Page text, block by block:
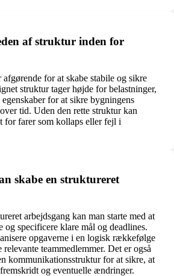
af struktur inden for
for at skabe stabile og sikre
struktur tager højde for belastninger,
for at sikre bygningens
tid. Uden den rette struktur kan
for farer som kollaps eller fejl i
skabe en struktureret
arbejdsgang kan man starte med at
og specificere klare mål og deadlines.
opgaverne i en logisk rækkefølge
teammedlemmer. Det er også
kommunikationsstruktur for at sikre, at
og eventuelle ændringer.